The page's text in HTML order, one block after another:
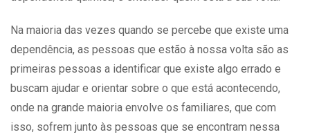
Na maioria das vezes quando se percebe que existe uma
dependência, as pessoas que estão à nossa volta são as
primeiras pessoas a identificar que existe algo errado e
buscam ajudar e orientar sobre o que está acontecendo,
onde na grande maioria envolve os familiares, que com
isso, sofrem junto às pessoas que se encontram nessa